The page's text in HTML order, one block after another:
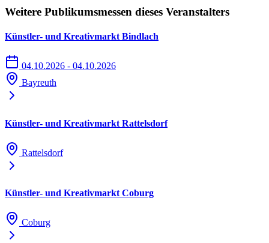
Weitere Publikumsmessen dieses Veranstalters
Künstler- und Kreativmarkt Bindlach
04.10.2026 - 04.10.2026
Bayreuth
Künstler- und Kreativmarkt Rattelsdorf
Rattelsdorf
Künstler- und Kreativmarkt Coburg
Coburg